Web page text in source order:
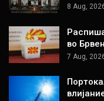
8 Aug,
во
7 Aug,